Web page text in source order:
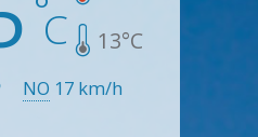
13°C
NO 17 km/h